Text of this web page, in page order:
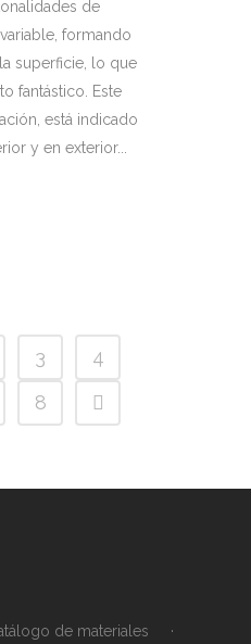
de
formando
superficie, lo que
fantástico. Este
está indicado
y en exterior...
3
4
8
de materiales ·